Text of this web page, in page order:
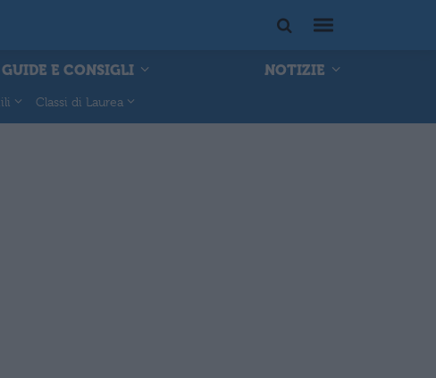
GUIDE E CONSIGLI
NOTIZIE
Classi di Laurea